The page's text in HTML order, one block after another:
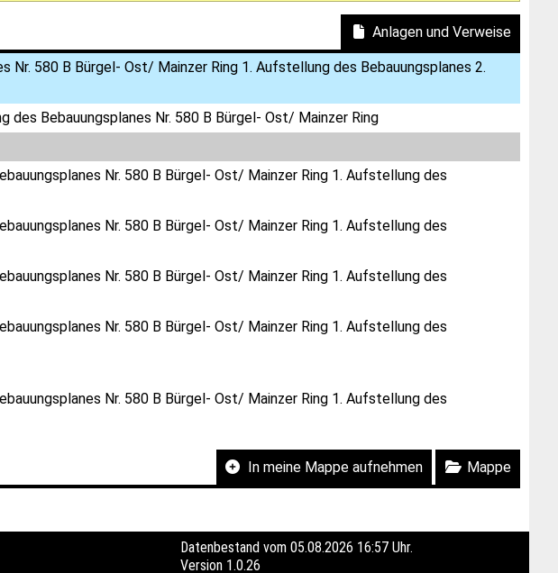
Anlagen und Verweise
Nr. 580 B Bürgel- Ost/ Mainzer Ring 1. Aufstellung des Bebauungsplanes 2.
des Bebauungsplanes Nr. 580 B Bürgel- Ost/ Mainzer Ring
Nr. 580 B Bürgel- Ost/ Mainzer Ring 1. Aufstellung des
Nr. 580 B Bürgel- Ost/ Mainzer Ring 1. Aufstellung des
Nr. 580 B Bürgel- Ost/ Mainzer Ring 1. Aufstellung des
Nr. 580 B Bürgel- Ost/ Mainzer Ring 1. Aufstellung des
Nr. 580 B Bürgel- Ost/ Mainzer Ring 1. Aufstellung des
In meine Mappe aufnehmen
Mappe
Datenbestand vom 05.08.2026 16:57 Uhr.
Version 1.0.26